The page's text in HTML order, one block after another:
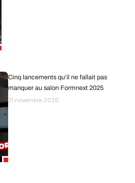
Cinq lancements qu’il ne fallait pas
manquer au salon Formnext 2025
21 novembre 2025